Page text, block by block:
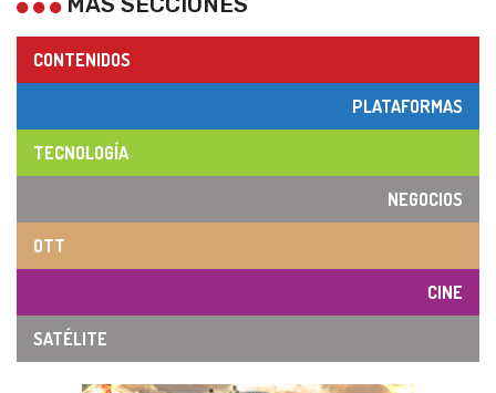
CONTENIDOS
PLATAFORMAS
TECNOLOGÍA
NEGOCIOS
OTT
CINE
SATÉLITE